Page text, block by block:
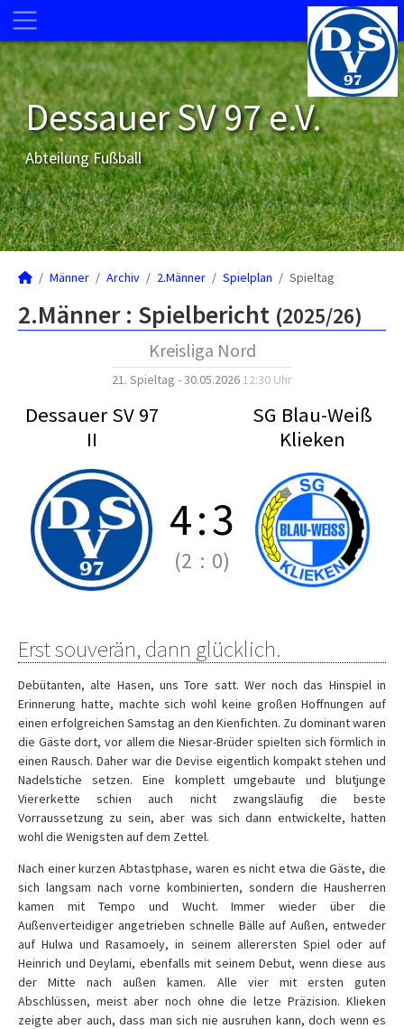
Dessauer SV 97 e.V.
Abteilung Fußball
Männer Archiv 2.Männer Spielplan Spieltag
2.Männer : Spielbericht (2025/26)
Kreisliga Nord
21. Spieltag - 30.05.2026 12:30 Uhr
Dessauer SV 97
II
SG Blau-Weiß
Klieken
4:3
(2 : 0)
Erst souverän, dann glücklich.
Debütanten, alte Hasen, uns Tore satt. Wer noch das Hinspiel in
Erinnerung hatte, machte sich wohl keine großen Hoffnungen auf
einen erfolgreichen Samstag an den Kienfichten. Zu dominant waren
die Gäste dort, vor allem die Niesar-Brüder spielten sich förmlich in
einen Rausch. Daher war die Devise eigentlich kompakt stehen und
Nadelstiche setzen. Eine komplett umgebaute und blutjunge
Viererkette schien auch nicht zwangsläufig die beste
Vorraussetzung zu sein, aber was sich dann entwickelte, hatten
wohl die Wenigsten auf dem Zettel.
Nach einer kurzen Abtastphase, waren es nicht etwa die Gäste, die
sich langsam nach vorne kombinierten, sondern die Hausherren
kamen mit Tempo und Wucht. Immer wieder über die
Außenverteidiger angetrieben schnelle Bälle auf Außen, entweder
auf Hulwa und Rasamoely, in seinem allerersten Spiel oder auf
Heinrich und Deylami, ebenfalls mit seinem Debut, wenn diese aus
der Mitte nach außen kamen. Alle vier mit ersten guten
Abschlüssen, meist aber noch ohne die letze Präzision. Klieken
zeigte aber auch, dass man sich nie ausruhen kann, doch wenn es